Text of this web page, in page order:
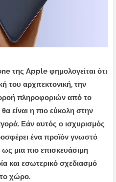
της Apple φημολογείται ότι
του αρχιτεκτονική, την
πληροφοριών από το
θα είναι η πιο εύκολη στην
Εάν αυτός ο ισχυρισμός
ένα προϊόν γνωστό
μια πιο επισκευάσιμη
και εσωτερικό σχεδιασμό
χώρο.